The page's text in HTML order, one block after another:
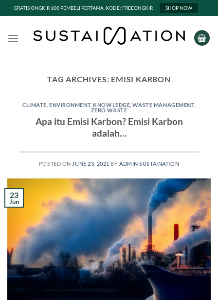
GRATIS ONGKIR 100 PEMBELI PERTAMA. KODE: FREEONGKIR SHOP NOW
TAG ARCHIVES: EMISI KARBON
CLIMATE ,ENVIRONMENT, KNOWLEDGE ,WASTE MANAGEMENT,
ZERO WASTE
Apa itu Emisi Karbon? Emisi Karbon
adalah…
POSTED ON JUNE 23, 2021 BYADMIN SUSTAINATION
23
Jun